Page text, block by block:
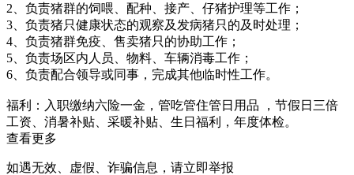
2、负责猪群的饲喂、配种、接产、仔猪护理等工作；
3、负责猪只健康状态的观察及发病猪只的及时处理；
4、负责猪群免疫、售卖猪只的协助工作；
5、负责场区内人员、物料、车辆消毒工作；
6、负责配合领导或同事，完成其他临时性工作。
福利：入职缴纳六险一金，管吃管住管日用品 ，节假日三倍
工资、消暑补贴、采暖补贴、生日福利，年度体检。
查看更多
如遇无效、虚假、诈骗信息，请立即举报